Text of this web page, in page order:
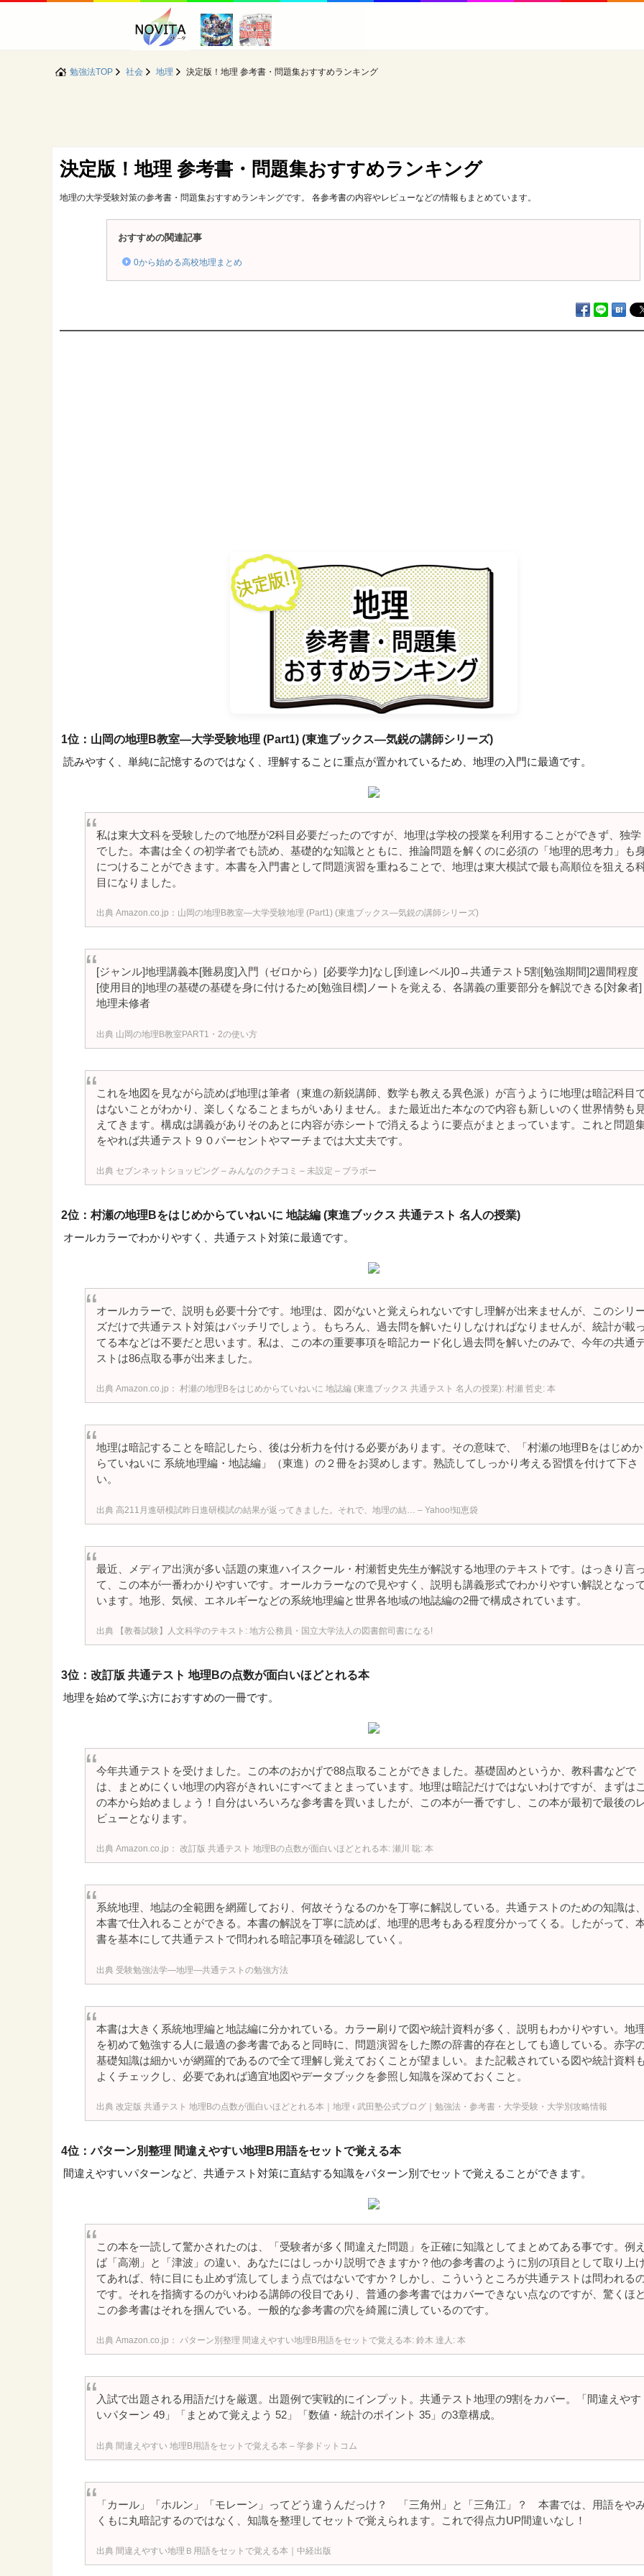
勉強法TOP 社会 地理 決定版！地理 参考書・問題集おすすめランキング
決定版！地理 参考書・問題集おすすめランキング
地理の大学受験対策の参考書・問題集おすすめランキングです。 各参考書の内容やレビューなどの情報もまとめています。
おすすめの関連記事
0から始める高校地理まとめ
1位：山岡の地理B教室―大学受験地理 (Part1) (東進ブックス―気鋭の講師シリーズ)
読みやすく、単純に記憶するのではなく、理解することに重点が置かれているため、地理の入門に最適です。
私は東大文科を受験したので地歴が2科目必要だったのですが、地理は学校の授業を利用することができず、独学
でした。本書は全くの初学者でも読め、基礎的な知識とともに、推論問題を解くのに必須の「地理的思考力」も
につけることができます。本書を入門書として問題演習を重ねることで、地理は東大模試で最も高順位を狙える
目になりました。
Amazon.co.jp：山岡の地理B教室―大学受験地理 (Part1) (東進ブックス―気鋭の講師シリーズ)
[ジャンル]地理講義本[難易度]入門（ゼロから）[必要学力]なし[到達レベル]0→共通テスト5割[勉強期間]2週間程度
[使用目的]地理の基礎の基礎を身に付けるため[勉強目標]ノートを覚える、各講義の重要部分を解説できる[対象者]
地理未修者
山岡の地理B教室PART1・2の使い方
これを地図を見ながら読めば地理は筆者（東進の新鋭講師、数学も教える異色派）が言うように地理は暗記科目
はないことがわかり、楽しくなることまちがいありません。また最近出た本なので内容も新しいのく世界情勢も
えてきます。構成は講義がありそのあとに内容が赤シートで消えるように要点がまとまっています。これと問題
をやれば共通テスト９０パーセントやマーチまでは大丈夫です。
セブンネットショッピング – みんなのクチコミ – 未設定 – ブラボー
2位：村瀬の地理Bをはじめからていねいに 地誌編 (東進ブックス 共通テスト 名人の授業)
オールカラーでわかりやすく、共通テスト対策に最適です。
オールカラーで、説明も必要十分です。地理は、図がないと覚えられないですし理解が出来ませんが、このシリ
ズだけで共通テスト対策はバッチリでしょう。もちろん、過去問を解いたりしなければなりませんが、統計が載っ
てる本などは不要だと思います。私は、この本の重要事項を暗記カード化し過去問を解いたのみで、今年の共通
ストは86点取る事が出来ました。
Amazon.co.jp： 村瀬の地理Bをはじめからていねいに 地誌編 (東進ブックス 共通テスト 名人の授業): 村瀬 哲史: 本
地理は暗記することを暗記したら、後は分析力を付ける必要があります。その意味で、「村瀬の地理Bをはじめか
らていねいに 系統地理編・地誌編」（東進）の２冊をお奨めします。熟読してしっかり考える習慣を付けて下さ
い。
高211月進研模試昨日進研模試の結果が返ってきました。それで、地理の結… – Yahoo!知恵袋
最近、メディア出演が多い話題の東進ハイスクール・村瀬哲史先生が解説する地理のテキストです。はっきり言っ
て、この本が一番わかりやすいです。オールカラーなので見やすく、説明も講義形式でわかりやすい解説となって
います。地形、気候、エネルギーなどの系統地理編と世界各地域の地誌編の2冊で構成されています。
【教養試験】人文科学のテキスト: 地方公務員・国立大学法人の図書館司書になる!
3位：改訂版 共通テスト 地理Bの点数が面白いほどとれる本
地理を始めて学ぶ方におすすめの一冊です。
今年共通テストを受けました。この本のおかげで88点取ることができました。基礎固めというか、教科書などで
は、まとめにくい地理の内容がきれいにすべてまとまっています。地理は暗記だけではないわけですが、まずはこ
の本から始めましょう！自分はいろいろな参考書を買いましたが、この本が一番ですし、この本が最初で最後のレ
ビューとなります。
Amazon.co.jp： 改訂版 共通テスト 地理Bの点数が面白いほどとれる本: 瀬川 聡: 本
系統地理、地誌の全範囲を網羅しており、何故そうなるのかを丁寧に解説している。共通テストのための知識は、
本書で仕入れることができる。本書の解説を丁寧に読めば、地理的思考もある程度分かってくる。したがって、
書を基本にして共通テストで問われる暗記事項を確認していく。
受験勉強法学―地理―共通テストの勉強方法
本書は大きく系統地理編と地誌編に分かれている。カラー刷りで図や統計資料が多く、説明もわかりやすい。地
を初めて勉強する人に最適の参考書であると同時に、問題演習をした際の辞書的存在としても適している。赤字
基礎知識は細かいが網羅的であるので全て理解し覚えておくことが望ましい。また記載されている図や統計資料も
よくチェックし、必要であれば適宜地図やデータブックを参照し知識を深めておくこと。
改定版 共通テスト 地理Bの点数が面白いほどとれる本｜地理 ‹ 武田塾公式ブログ｜勉強法・参考書・大学受験・大学別攻略情報
4位：パターン別整理 間違えやすい地理B用語をセットで覚える本
間違えやすいパターンなど、共通テスト対策に直結する知識をパターン別でセットで覚えることができます。
この本を一読して驚かされたのは、「受験者が多く間違えた問題」を正確に知識としてまとめてある事です。例え
ば「高潮」と「津波」の違い、あなたにはしっかり説明できますか？他の参考書のように別の項目として取り上
てあれば、特に目にも止めず流してしまう点ではないですか？しかし、こういうところが共通テストは問われる
です。それを指摘するのがいわゆる講師の役目であり、普通の参考書ではカバーできない点なのですが、驚くほ
この参考書はそれを掴んでいる。一般的な参考書の穴を綺麗に潰しているのです。
Amazon.co.jp： パターン別整理 間違えやすい地理B用語をセットで覚える本: 鈴木 達人: 本
入試で出題される用語だけを厳選。出題例で実戦的にインプット。共通テスト地理の9割をカバー。「間違えやす
いパターン 49」「まとめて覚えよう 52」「数値・統計のポイント 35」の3章構成。
間違えやすい 地理B用語をセットで覚える本 – 学参ドットコム
「カール」「ホルン」「モレーン」ってどう違うんだっけ？ 「三角州」と「三角江」？ 本書では、用語をや
くもに丸暗記するのではなく、知識を整理してセットで覚えられます。これで得点力UP間違いなし！
間違えやすい地理Ｂ用語をセットで覚える本｜中経出版